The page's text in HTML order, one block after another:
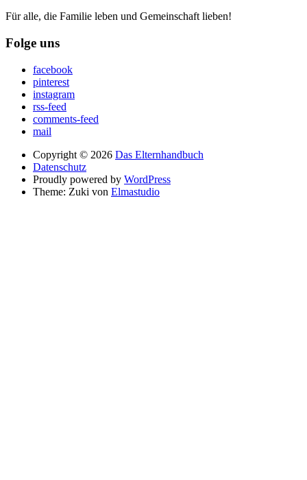
Für alle, die Familie leben und Gemeinschaft lieben!
Folge uns
facebook
pinterest
instagram
rss-feed
comments-feed
mail
Copyright © 2026 Das Elternhandbuch
Datenschutz
Proudly powered by WordPress
Theme: Zuki von Elmastudio